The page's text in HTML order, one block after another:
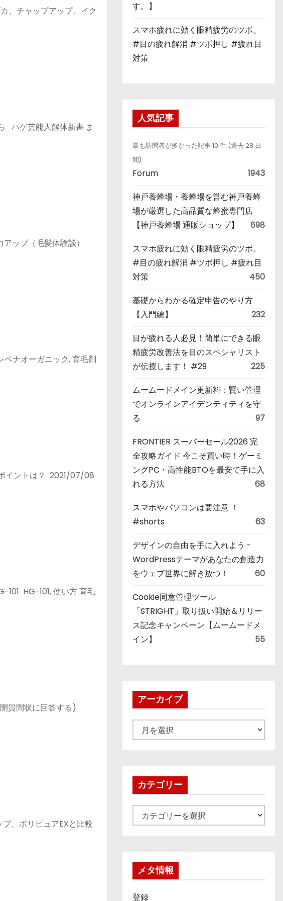
、チャップアップ、イク
ハゲ芸能人解体新書 ま
ップ（毛髪体験談）
ナオーガニック, 育毛剤
イントは？ 2021/07/08
HG-101, 使い方 育毛
質問状に回答する)
、ポリピュアEXと比較
す。】
スマホ疲れに効く眼精疲労のツボ。
#目の疲れ解消 #ツボ押し #疲れ目
対策
人気記事
最も訪問者が多かった記事 10 件 (過去 28 日
間)
Forum 1943
神戸養蜂場・養蜂場を営む神戸養蜂
場が厳選した高品質な蜂蜜専門店
【神戸養蜂場 通販ショップ】
698
スマホ疲れに効く眼精疲労のツボ。
#目の疲れ解消 #ツボ押し #疲れ目
対策
450
基礎からわかる確定申告のやり方
【入門編】
232
目が疲れる人必見！簡単にできる眼
精疲労改善法を目のスペシャリスト
が伝授します！ #29
225
ムームードメイン更新料：賢い管理
でオンラインアイデンティティを守
る
97
FRONTIER スーパーセール2026 完
全攻略ガイド 今こそ買い時！ゲーミ
ングPC・高性能BTOを最安で手に入
れる方法
68
スマホやパソコンは要注意 ！
#shorts
63
デザインの自由を手に入れよう -
WordPressテーマがあなたの創造力
をウェブ世界に解き放つ！
60
Cookie同意管理ツール
「STRIGHT」取り扱い開始＆リリー
ス記念キャンペーン【ムームードメ
イン】
55
アーカイブ
ー
ブカテゴリー
テ
メタ情報
登録